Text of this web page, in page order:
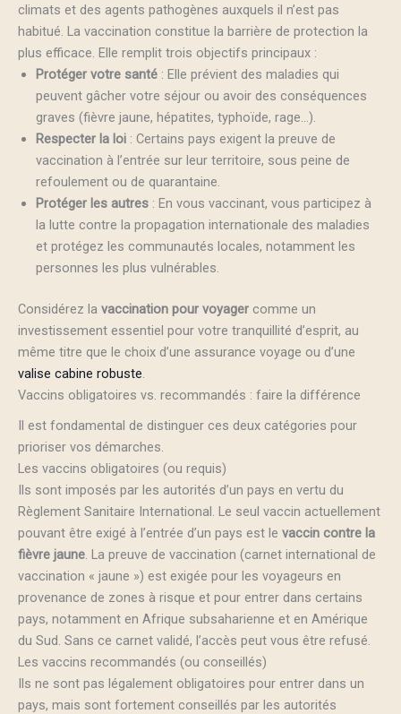
climats et des agents pathogènes auxquels il n’est pas
habitué. La vaccination constitue la barrière de protection la
plus efficace. Elle remplit trois objectifs principaux :
Protéger votre santé : Elle prévient des maladies qui
peuvent gâcher votre séjour ou avoir des conséquences
graves (fièvre jaune, hépatites, typhoïde, rage…).
Respecter la loi : Certains pays exigent la preuve de
vaccination à l’entrée sur leur territoire, sous peine de
refoulement ou de quarantaine.
Protéger les autres : En vous vaccinant, vous participez à
la lutte contre la propagation internationale des maladies
et protégez les communautés locales, notamment les
personnes les plus vulnérables.
Considérez la vaccination pour voyager comme un
investissement essentiel pour votre tranquillité d’esprit, au
même titre que le choix d’une assurance voyage ou d’une
valise cabine robuste.
Vaccins obligatoires vs. recommandés : faire la différence
Il est fondamental de distinguer ces deux catégories pour
prioriser vos démarches.
Les vaccins obligatoires (ou requis)
Ils sont imposés par les autorités d’un pays en vertu du
Règlement Sanitaire International. Le seul vaccin actuellement
pouvant être exigé à l’entrée d’un pays est le vaccin contre la
fièvre jaune. La preuve de vaccination (carnet international de
vaccination « jaune ») est exigée pour les voyageurs en
provenance de zones à risque et pour entrer dans certains
pays, notamment en Afrique subsaharienne et en Amérique
du Sud. Sans ce carnet validé, l’accès peut vous être refusé.
Les vaccins recommandés (ou conseillés)
Ils ne sont pas légalement obligatoires pour entrer dans un
pays, mais sont fortement conseillés par les autorités